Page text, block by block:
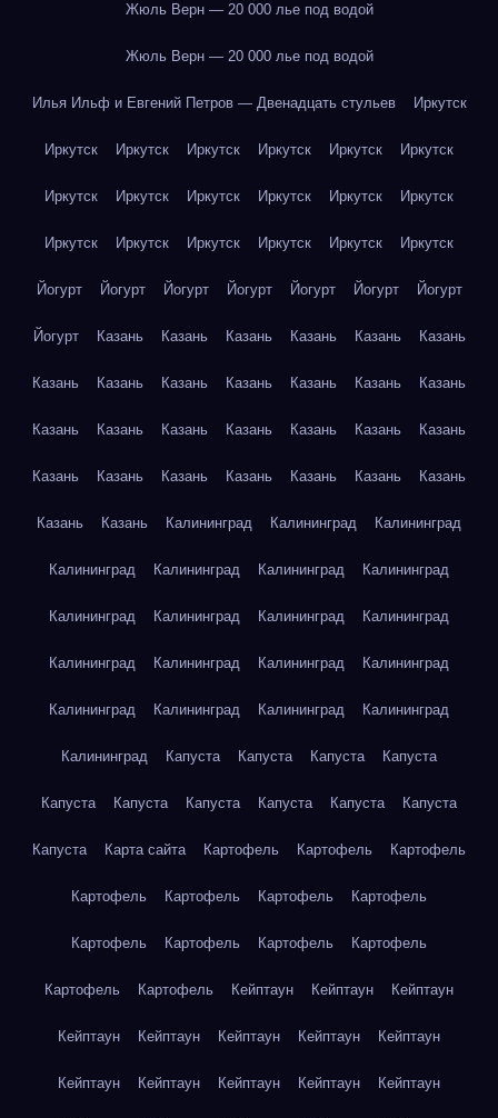
Жюль Верн — 20 000 лье под водой
Жюль Верн — 20 000 лье под водой
Илья Ильф и Евгений Петров — Двенадцать стульев Иркутск
Иркутск Иркутск Иркутск Иркутск Иркутск Иркутск
Иркутск Иркутск Иркутск Иркутск Иркутск Иркутск
Иркутск Иркутск Иркутск Иркутск Иркутск Иркутск
Йогурт Йогурт Йогурт Йогурт Йогурт Йогурт Йогурт
Йогурт Казань Казань Казань Казань Казань Казань
Казань Казань Казань Казань Казань Казань Казань
Казань Казань Казань Казань Казань Казань Казань
Казань Казань Казань Казань Казань Казань Казань
Казань Казань Калининград Калининград Калининград
Калининград Калининград Калининград Калининград
Калининград Калининград Калининград Калининград
Калининград Калининград Калининград Калининград
Калининград Калининград Калининград Калининград
Калининград Капуста Капуста Капуста Капуста
Капуста Капуста Капуста Капуста Капуста Капуста
Капуста Карта сайта Картофель Картофель Картофель
Картофель Картофель Картофель Картофель
Картофель Картофель Картофель Картофель
Картофель Картофель Кейптаун Кейптаун Кейптаун
Кейптаун Кейптаун Кейптаун Кейптаун Кейптаун
Кейптаун Кейптаун Кейптаун Кейптаун Кейптаун